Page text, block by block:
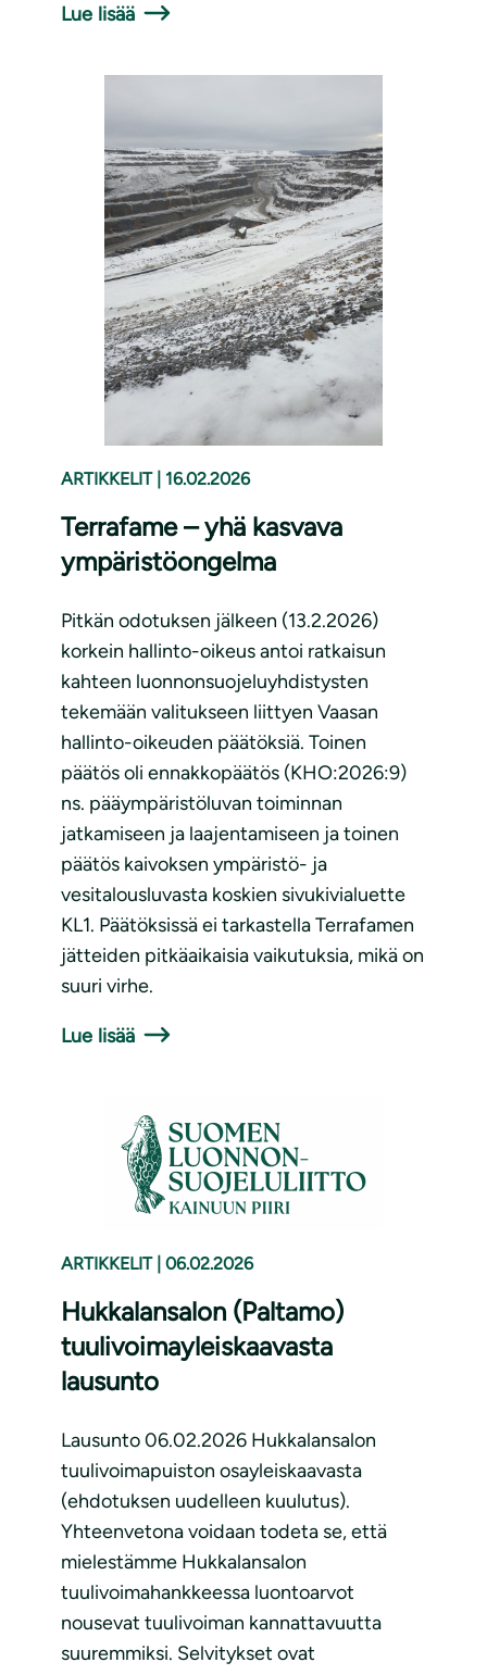
Lue lisää
ARTIKKELIT 16.02.2026
Terrafame – yhä kasvava
ympäristöongelma
Pitkän odotuksen jälkeen (13.2.2026)
korkein hallinto-oikeus antoi ratkaisun
kahteen luonnonsuojeluyhdistysten
tekemään valitukseen liittyen Vaasan
hallinto-oikeuden päätöksiä. Toinen
päätös oli ennakkopäätös (KHO:2026:9)
ns. pääympäristöluvan toiminnan
jatkamiseen ja laajentamiseen ja toinen
päätös kaivoksen ympäristö- ja
vesitalousluvasta koskien sivukivialuette
KL1. Päätöksissä ei tarkastella Terrafamen
jätteiden pitkäaikaisia vaikutuksia, mikä on
suuri virhe.
Lue lisää
ARTIKKELIT 06.02.2026
Hukkalansalon (Paltamo)
tuulivoimayleiskaavasta
lausunto
Lausunto 06.02.2026 Hukkalansalon
tuulivoimapuiston osayleiskaavasta
(ehdotuksen uudelleen kuulutus).
Yhteenvetona voidaan todeta se, että
mielestämme Hukkalansalon
tuulivoimahankkeessa luontoarvot
nousevat tuulivoiman kannattavuutta
suuremmiksi. Selvitykset ovat